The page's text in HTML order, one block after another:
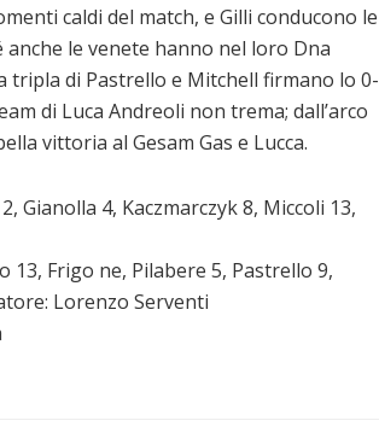
caldi del match, e Gilli conducono le
le venete hanno nel loro Dna
tripla di Pastrello e Mitchell firmano lo 0-
di Luca Andreoli non trema; dall’arco
vittoria al Gesam Gas e Lucca.
Gianolla 4, Kaczmarczyk 8, Miccoli 13,
13, Frigo ne, Pilabere 5, Pastrello 9,
Lorenzo Serventi